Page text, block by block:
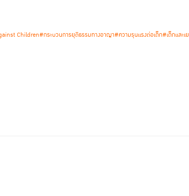
Children#กระบวนการยุติธรรมทางอาญา#ความรุนแรงต่อเด็ก#เด็กและเ